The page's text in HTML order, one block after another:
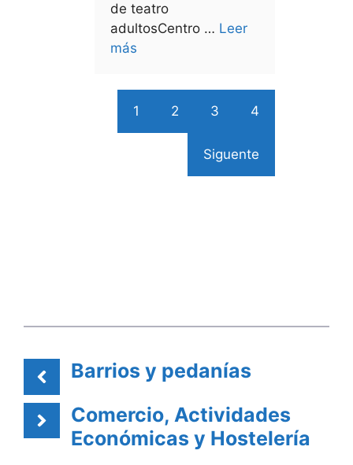
de teatro
adultosCentro … Leer
más
1 2 3 4
Siguente
Barrios y pedanías
Comercio, Actividades
Económicas y Hostelería